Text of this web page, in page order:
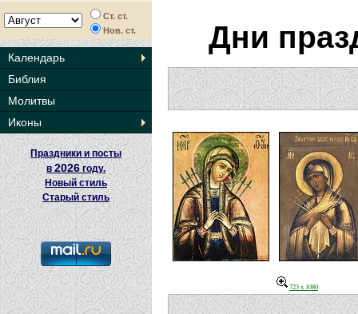
Ст. ст.
Нов. ст.
Календарь
Библия
Молитвы
Иконы
Праздники и посты
в2026 году.
Новый стиль
Старый стиль
Дни
723 x 1080